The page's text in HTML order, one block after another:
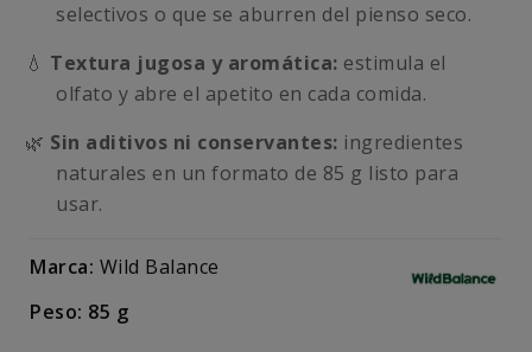
selectivos o que se aburren del pienso seco.
💧 Textura jugosa y aromática: estimula el
olfato y abre el apetito en cada comida.
🌿 Sin aditivos ni conservantes: ingredientes
naturales en un formato de 85 g listo para
usar.
Marca: Wild Balance
Peso: 85 g